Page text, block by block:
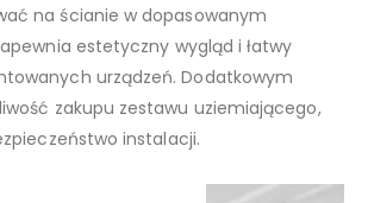
na ścianie w dopasowanym
estetyczny wygląd i łatwy
urządzeń. Dodatkowym
zakupu zestawu uziemiającego,
instalacji.